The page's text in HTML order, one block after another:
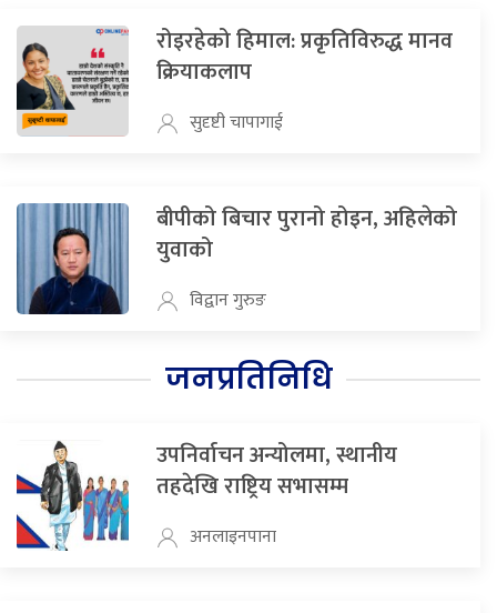
रोइरहेको हिमाल: प्रकृतिविरुद्ध मानव
क्रियाकलाप
सुदृष्टी चापागाई
बीपीको बिचार पुरानो होइन, अहिलेको
युवाको
विद्वान गुरुङ
जनप्रतिनिधि
उपनिर्वाचन अन्योलमा, स्थानीय
तहदेखि राष्ट्रिय सभासम्म
अनलाइनपाना